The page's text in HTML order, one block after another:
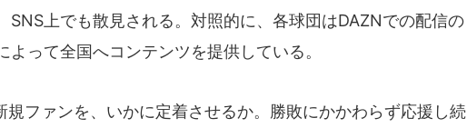
SNS上でも散見される。対照的に、各球団はDAZNでの配信の
よって全国へコンテンツを提供している。
ファンを、いかに定着させるか。勝敗にかかわらず応援し続